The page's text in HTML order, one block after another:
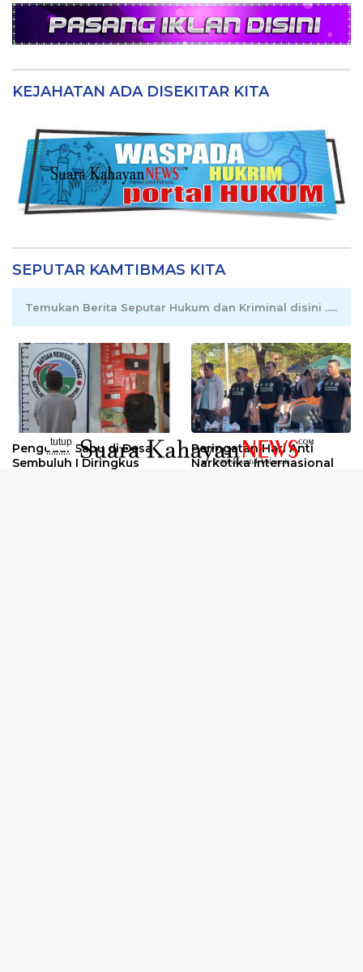
KEJAHATAN ADA DISEKITAR KITA
SEPUTAR KAMTIBMAS KITA
Temukan Berita Seputar Hukum dan Kriminal disini .....
Pengedar Sabu di Desa
Sembuluh I Diringkus
Peringatan Hari Anti
Narkotika Internasional
tutup
..........